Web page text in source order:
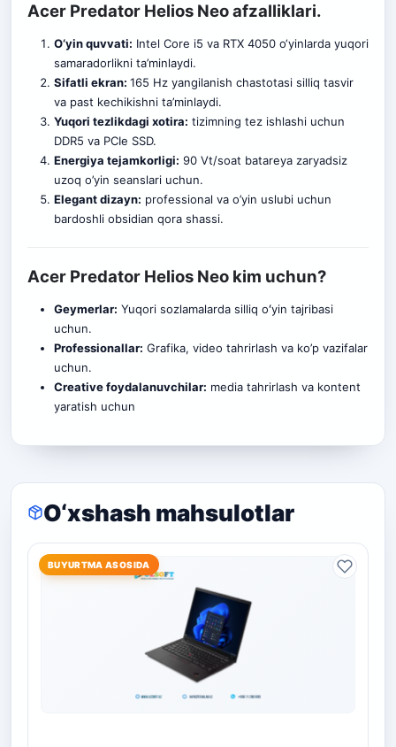
Acer Predator Helios Neo afzalliklari.
O‘yin quvvati: Intel Core i5 va RTX 4050 o‘yinlarda yuqori
samaradorlikni ta’minlaydi.
Sifatli ekran: 165 Hz yangilanish chastotasi silliq tasvir
va past kechikishni ta’minlaydi.
Yuqori tezlikdagi xotira: tizimning tez ishlashi uchun
DDR5 va PCIe SSD.
Energiya tejamkorligi: 90 Vt/soat batareya zaryadsiz
uzoq o’yin seanslari uchun.
Elegant dizayn: professional va o’yin uslubi uchun
bardoshli obsidian qora shassi.
Acer Predator Helios Neo kim uchun?
Geymerlar: Yuqori sozlamalarda silliq oʻyin tajribasi
uchun.
Professionallar: Grafika, video tahrirlash va ko’p vazifalar
uchun.
Creative foydalanuvchilar: media tahrirlash va kontent
yaratish uchun
O‘xshash mahsulotlar
BUYURTMA ASOSIDA